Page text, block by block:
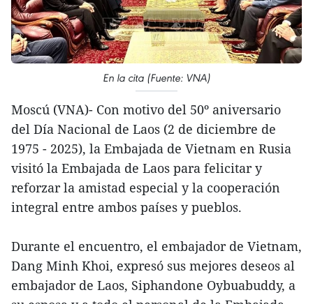
En la cita (Fuente: VNA)
Moscú (VNA)- Con motivo del 50º aniversario
del Día Nacional de Laos (2 de diciembre de
1975 - 2025), la Embajada de Vietnam en Rusia
visitó la Embajada de Laos para felicitar y
reforzar la amistad especial y la cooperación
integral entre ambos países y pueblos.
Durante el encuentro, el embajador de Vietnam,
Dang Minh Khoi, expresó sus mejores deseos al
embajador de Laos, Siphandone Oybuabuddy, a